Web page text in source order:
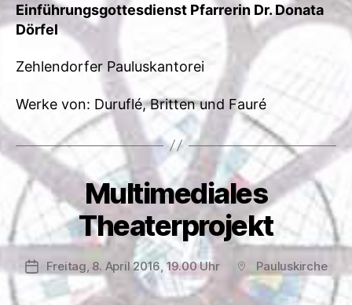
Einführungsgottesdienst Pfarrerin Dr. Donata
Dörfel
Zehlendorfer Pauluskantorei
Werke von: Duruflé, Britten und Fauré
Multimediales
Theaterprojekt
Veröffentlichungsdatum
Freitag, 8. April 2016, 19.00 Uhr Beitragsort
Pauluskirche